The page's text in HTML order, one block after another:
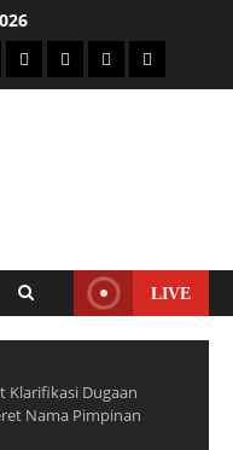
LIVE
Klarifikasi Dugaan
Nama Pimpinan